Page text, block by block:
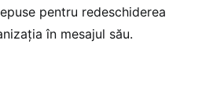
pentru redeschiderea
în mesajul său.